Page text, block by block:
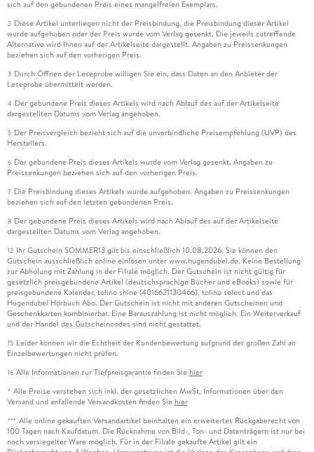
sich auf den gebundenen Preis eines mangelfreien Exemplars.
2 Diese Artikel unterliegen nicht der Preisbindung, die Preisbindung dieser Artikel
wurde aufgehoben oder der Preis wurde vom Verlag gesenkt. Die jeweils zutreffende
Alternative wird Ihnen auf der Artikelseite dargestellt. Angaben zu Preissenkungen
beziehen sich auf den vorherigen Preis.
3 Durch Öffnen der Leseprobe willigen Sie ein, dass Daten an den Anbieter der
Leseprobe übermittelt werden.
4 Der gebundene Preis dieses Artikels wird nach Ablauf des auf der Artikelseite
dargestellten Datums vom Verlag angehoben.
5 Der Preisvergleich bezieht sich auf die unverbindliche Preisempfehlung (UVP) des
Herstellers.
6 Der gebundene Preis dieses Artikels wurde vom Verlag gesenkt. Angaben zu
Preissenkungen beziehen sich auf den vorherigen Preis.
7 Die Preisbindung dieses Artikels wurde aufgehoben. Angaben zu Preissenkungen
beziehen sich auf den letzten gebundenen Preis.
8 Der gebundene Preis dieses Artikels wird nach Ablauf des auf der Artikelseite
dargestellten Datums vom Verlag angehoben.
12 Ihr Gutschein SOMMER13 gilt bis einschließlich 10.08.2026. Sie können den
Gutschein ausschließlich online einlösen unter www.hugendubel.de. Keine Bestellung
zur Abholung mit Zahlung in der Filiale möglich. Der Gutschein ist nicht gültig für
gesetzlich preisgebundene Artikel (deutschsprachige Bücher und eBooks) sowie für
preisgebundene Kalender, tolino shine (4016621130466), tolino select und das
Hugendubel Hörbuch Abo. Der Gutschein ist nicht mit anderen Gutscheinen und
Geschenkkarten kombinierbar. Eine Barauszahlung ist nicht möglich. Ein Weiterverkauf
und der Handel des Gutscheincodes sind nicht gestattet.
15 Leider können wir die Echtheit der Kundenbewertung aufgrund der großen Zahl an
Einzelbewertungen nicht prüfen.
16 Alle Informationen zur Tiefpreisgarantie finden Sie hier
* Alle Preise verstehen sich inkl. der gesetzlichen MwSt. Informationen über den
Versand und anfallende Versandkosten finden Sie hier
*** Alle online gekauften Versandartikel beinhalten ein erweitertes Rückgaberecht von
100 Tagen nach Kaufdatum. Die Rücknahme von Bild-, Ton- und Datenträgern ist nur bei
noch versiegelter Ware möglich. Für in der Filiale gekaufte Artikel gilt ein